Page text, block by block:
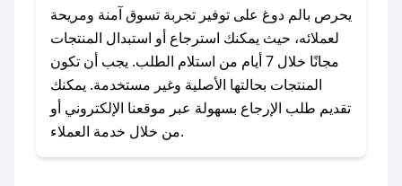
### كيف تحصل على كوبونات خصم حصرية من
بالم دوغ؟
للحصول على كوبونات وخصومات حصرية، قم بما
يلي:
- اضغط على أيقونة متابعة لمتجر بالم دوغ في تطبيق
صحصح.
يحرص بالم دوغ على توفير تجربة تسوق آمنة ومريحة
لعملائه، حيث يمكنك استرجاع أو استبدال المنتجات
مجانًا خلال 7 أيام من استلام الطلب. يجب أن تكون
المنتجات بحالتها الأصلية وغير مستخدمة. يمكنك
تقديم طلب الإرجاع بسهولة عبر موقعنا الإلكتروني أو
من خلال خدمة العملاء.